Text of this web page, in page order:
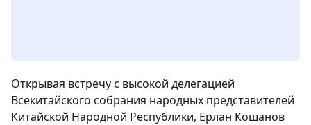
Открывая встречу с высокой делегацией
Всекитайского собрания народных представителей
Китайской Народной Республики, Ерлан Кошанов